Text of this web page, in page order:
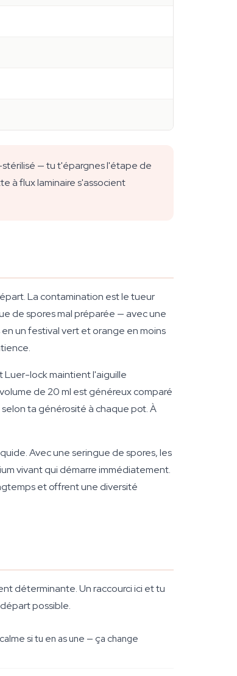
— tu t'épargnes l'étape de
à flux laminaire s'associent
La contamination est le tueur
de spores mal préparée — avec une
un festival vert et orange en moins
lock maintient l'aiguille
de 20 ml est généreux comparé
ta générosité à chaque pot. À
Avec une seringue de spores, les
vivant qui démarre immédiatement.
et offrent une diversité
déterminante. Un raccourci ici et tu
possible.
si tu en as une — ça change